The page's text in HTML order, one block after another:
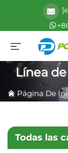
Línea
Página De
Todas las